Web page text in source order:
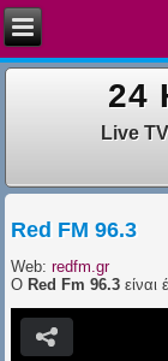
24
Live
Red FM 96.3
Web:redfm.gr
Ο Red Fm 96.3 είναι